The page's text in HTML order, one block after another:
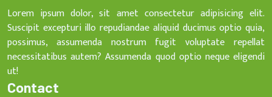
Lorem ipsum dolor, sit amet consectetur adipisicing elit.
Suscipit excepturi illo repudiandae aliquid ducimus optio quia,
possimus, assumenda nostrum fugit voluptate repellat
necessitatibus autem? Assumenda quod optio neque eligendi
ut!
Contact